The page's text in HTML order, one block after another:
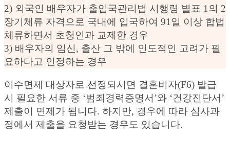
2) 외국인 배우자가 출입국관리법 시행령 별표 1의 2
장기체류 자격으로 국내에 입국하여 91일 이상 합법
체류하면서 초청인과 교제한 경우
3) 배우자의 임신, 출산 그 밖에 인도적인 고려가 필
요하다고 인정하는 경우
이수면제 대상자로 선정되시면 결혼비자(F6) 발급
시 필요한 서류 중 ‘범죄경력증명서’와 ‘건강진단서’
제출이 면제가 됩니다. 하지만, 경우에 따라 심사과
정에서 제출을 요청받는 경우도 있습니다.